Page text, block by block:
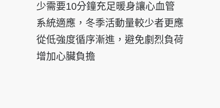
少需要10分鐘充足暖身讓心血管
系統適應，冬季活動量較少者更應
從低強度循序漸進，避免劇烈負荷
增加心臟負擔